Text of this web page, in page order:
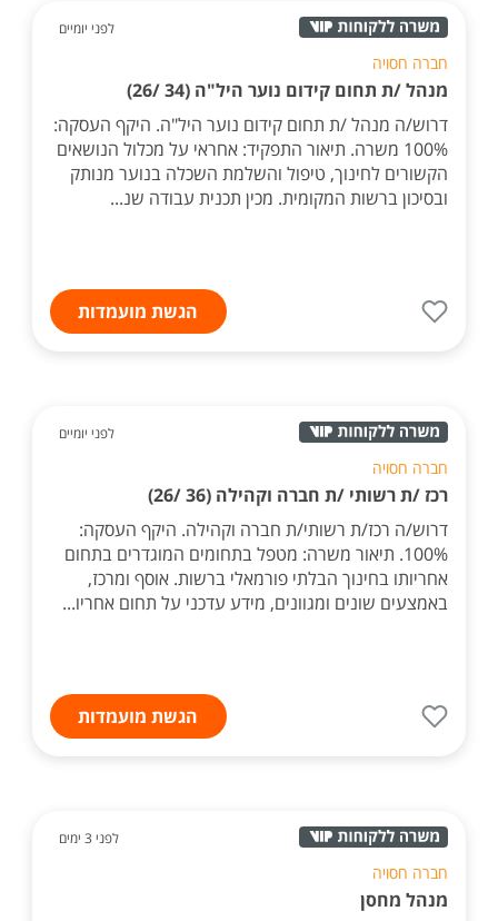
לפני יומיים
חברה חסויה
מנהל /ת תחום קידום נוער היל"ה (34 /26)
דרוש/ה מנהל /ת תחום קידום נוער היל"ה. היקף העסקה:
100% משרה. תיאור התפקיד: אחראי על מכלול הנושאים
הקשורים לחינוך, טיפול והשלמת השכלה בנוער מנותק
ובסיכון ברשות המקומית. מכין תכנית עבודה שנ...
הגשת מועמדות
לפני יומיים
חברה חסויה
רכז /ת רשותי /ת חברה וקהילה (36 /26)
דרוש/ה רכז/ת רשותי/ת חברה וקהילה. היקף העסקה:
100%. תיאור משרה: מטפל בתחומים המוגדרים בתחום
אחריותו בחינוך הבלתי פורמאלי ברשות. אוסף ומרכז,
באמצעים שונים ומגוונים, מידע עדכני על תחום אחריו...
הגשת מועמדות
לפני 3 ימים
חברה חסויה
מנהל מחסן